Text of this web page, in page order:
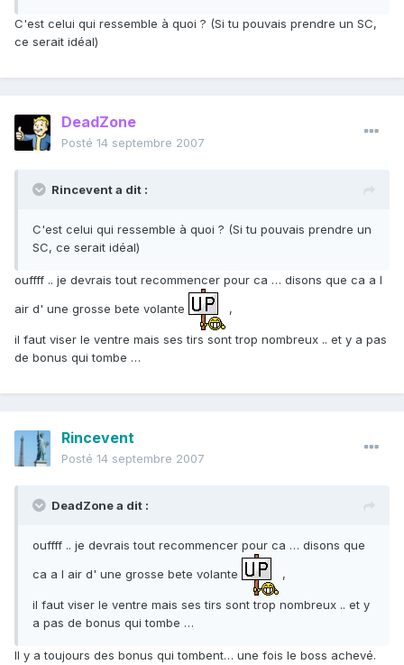
C'est celui qui ressemble à quoi ? (Si tu pouvais prendre un SC,
ce serait idéal)
DeadZone
Posté 14 septembre 2007
Rincevent a dit :
C'est celui qui ressemble à quoi ? (Si tu pouvais prendre un
SC, ce serait idéal)
ouffff .. je devrais tout recommencer pour ca … disons que ca a l
air d' une grosse bete volante
,
il faut viser le ventre mais ses tirs sont trop nombreux .. et y a pas
de bonus qui tombe …
Rincevent
Posté 14 septembre 2007
DeadZone a dit :
ouffff .. je devrais tout recommencer pour ca … disons que
ca a l air d' une grosse bete volante
,
il faut viser le ventre mais ses tirs sont trop nombreux .. et y
a pas de bonus qui tombe …
Il y a toujours des bonus qui tombent… une fois le boss achevé.